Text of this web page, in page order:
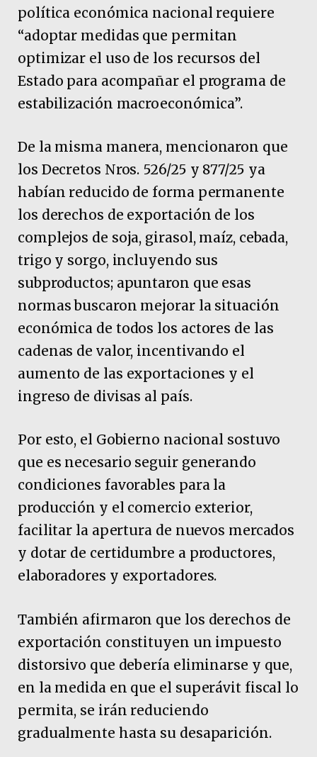
política económica nacional requiere
“adoptar medidas que permitan
optimizar el uso de los recursos del
Estado para acompañar el programa de
estabilización macroeconómica”.
De la misma manera, mencionaron que
los Decretos Nros. 526/25 y 877/25 ya
habían reducido de forma permanente
los derechos de exportación de los
complejos de soja, girasol, maíz, cebada,
trigo y sorgo, incluyendo sus
subproductos; apuntaron que esas
normas buscaron mejorar la situación
económica de todos los actores de las
cadenas de valor, incentivando el
aumento de las exportaciones y el
ingreso de divisas al país.
Por esto, el Gobierno nacional sostuvo
que es necesario seguir generando
condiciones favorables para la
producción y el comercio exterior,
facilitar la apertura de nuevos mercados
y dotar de certidumbre a productores,
elaboradores y exportadores.
También afirmaron que los derechos de
exportación constituyen un impuesto
distorsivo que debería eliminarse y que,
en la medida en que el superávit fiscal lo
permita, se irán reduciendo
gradualmente hasta su desaparición.